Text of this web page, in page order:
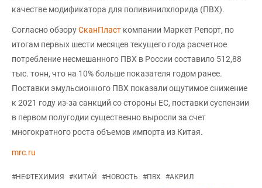
качестве модификатора для поливинилхлорида (ПВХ).
Согласно обзоруСканПласт компании Маркет Репорт, по
итогам первых шести месяцев текущего года расчетное
потребление несмешанного ПВХ в России составило 512,88
тыс. тонн, что на 10% больше показателя годом ранее.
Поставки эмульсионного ПВХ показали ощутимое снижение
к 2021 году из-за санкций со стороны ЕС, поставки суспензии
в первом полугодии существенно выросли за счет
многократного роста объемов импорта из Китая.
mrc.ru
#НЕФТЕХИМИЯ #КИТАЙ #НОВОСТЬ #ПВХ #АКРИЛ